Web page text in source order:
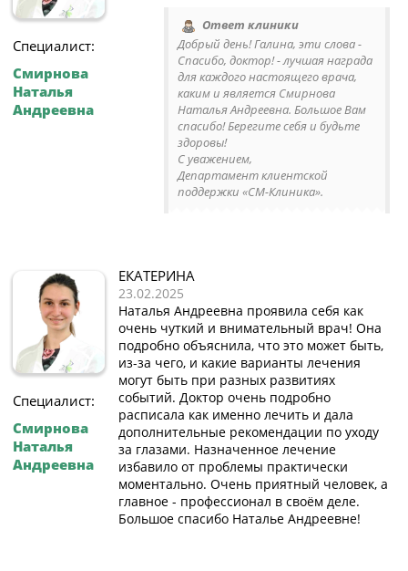
Специалист:
Смирнова
Наталья
Андреевна
Ответ клиники
Добрый день! Галина, эти слова -
Спасибо, доктор! - лучшая награда
для каждого настоящего врача,
каким и является Смирнова
Наталья Андреевна. Большое Вам
спасибо! Берегите себя и будьте
здоровы!
С уважением,
Департамент клиентской
поддержки «СМ-Клиника».
Специалист:
Смирнова
Наталья
Андреевна
ЕКАТЕРИНА
23.02.2025
Наталья Андреевна проявила себя как
очень чуткий и внимательный врач! Она
подробно объяснила, что это может быть,
из-за чего, и какие варианты лечения
могут быть при разных развитиях
событий. Доктор очень подробно
расписала как именно лечить и дала
дополнительные рекомендации по уходу
за глазами. Назначенное лечение
избавило от проблемы практически
моментально. Очень приятный человек, а
главное - профессионал в своём деле.
Большое спасибо Наталье Андреевне!